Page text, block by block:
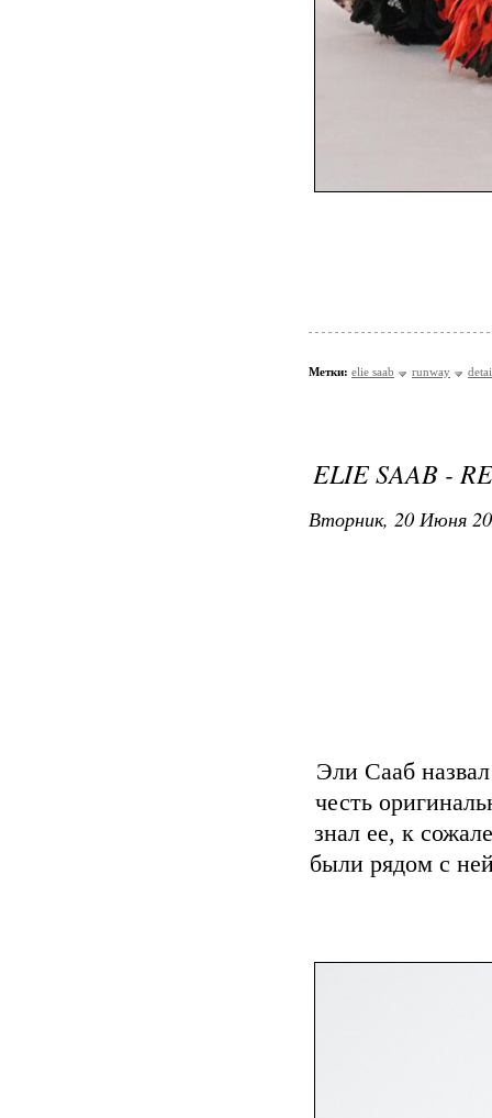
Метки: elie saab runway
ELIE SAAB -
Вторник, 20 Июня
Эли Сааб
честь
знал ее, к
были рядом с